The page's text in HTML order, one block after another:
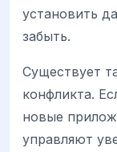
установить
забыть.
Существует
конфликта.
новые
управляют